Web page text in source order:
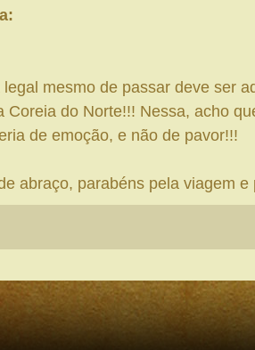
legal mesmo de passar deve ser
Coreia do Norte!!! Nessa, acho
de emoção, e não de pavor!!!
abraço, parabéns pela viagem e